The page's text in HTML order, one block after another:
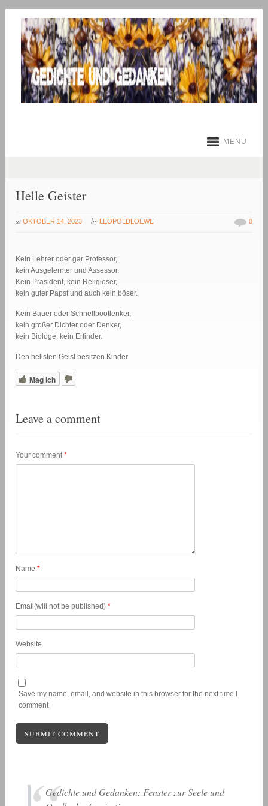
MENU
Helle Geister
at OKTOBER 14, 2023 by LEOPOLDLOEWE 0
Kein Lehrer oder gar Professor,
kein Ausgelernter und Assessor.
Kein Präsident, kein Religiöser,
kein guter Papst und auch kein böser.
Kein Bauer oder Schnellbootlenker,
kein großer Dichter oder Denker,
kein Biologe, kein Erfinder.
Den hellsten Geist besitzen Kinder.
Mag ich
Leave a comment
Your comment*
Name*
Email(will not be published)*
Website
Save my name, email, and website in this browser for the next time I
comment
Gedichte und Gedanken: Fenster zur Seele und